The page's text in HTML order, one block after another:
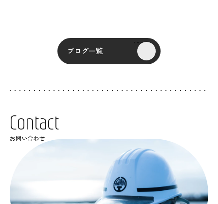
ブログ一覧
お問い合わせ
Contact